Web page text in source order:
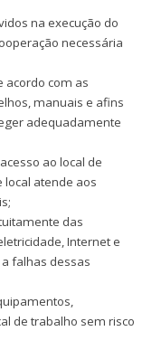
na execução do
necessária
acordo com as
manuais e afins
adequadamente
ao local de
local atende aos
das
Internet e
falhas dessas
de trabalho sem risco